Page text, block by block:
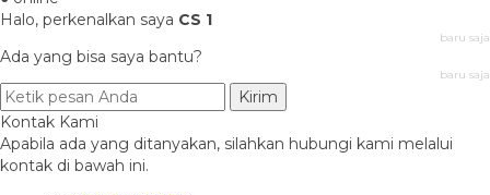
Halo, perkenalkan saya CS 1
baru saja
Ada yang bisa saya bantu?
baru saja
Kirim
Kontak Kami
Apabila ada yang ditanyakan, silahkan hubungi kami melalui
kontak di bawah ini.